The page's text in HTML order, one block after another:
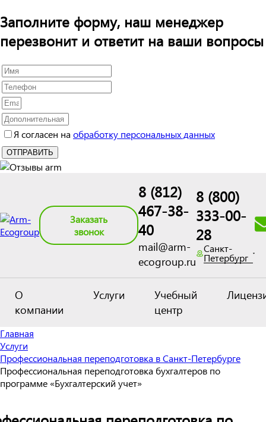
Заполните форму, наш менеджер
перезвонит и ответит на ваши вопросы
Я согласен на обработку персональных данных
Заказать
звонок
8 (812)
467-38-
40
mail@arm-
ecogroup.ru
8 (800)
333-00-
28
Санкт-
Петербург
О
компании
Услуги
Учебный
центр
Главная
Услуги
Профессиональная переподготовка в Санкт-Петербурге
Профессиональная переподготовка бухгалтеров по
программе «Бухгалтерский учет»